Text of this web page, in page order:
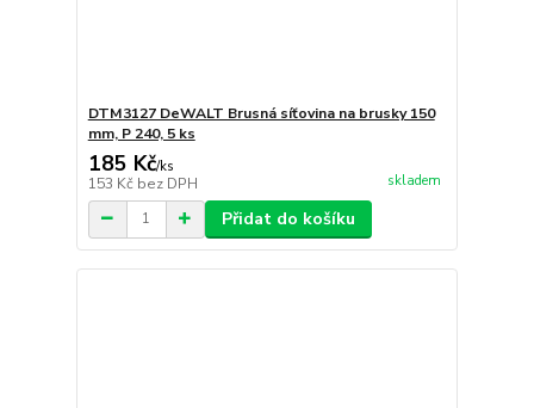
DTM3127 DeWALT Brusná síťovina na brusky 150
mm, P 240, 5 ks
185 Kč/ks
153 Kč bez DPH skladem
Přidat do košíku